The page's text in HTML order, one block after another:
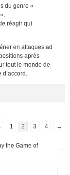
du genre «
réagir qui
en attaques ad
après
tout le monde de
1 2 3 4 →
the Game of